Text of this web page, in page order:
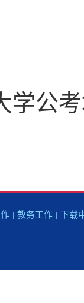
学公
| 教务工作 |
下载